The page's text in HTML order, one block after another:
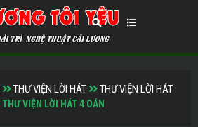
THƯ VIỆN LỜI HÁT
THƯ VIỆN LỜI HÁT
THƯ VIỆN LỜI HÁT 4 OÁN